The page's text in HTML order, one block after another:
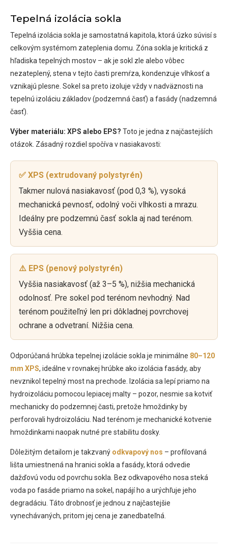
Tepelná izolácia sokla
Tepelná izolácia sokla je samostatná kapitola, ktorá úzko súvisí s
celkovým systémom zateplenia domu. Zóna sokla je kritická z
hľadiska tepelných mostov – ak je sokl zle alebo vôbec
nezateplený, stena v tejto časti premŕza, kondenzuje vlhkosť a
vznikajú plesne. Sokel sa preto izoluje vždy v nadväznosti na
tepelnú izoláciu základov (podzemná časť) a fasády (nadzemná
časť).
Výber materiálu: XPS alebo EPS? Toto je jedna z najčastejších
otázok. Zásadný rozdiel spočíva v nasiakavosti:
✅ XPS (extrudovaný polystyrén)
Takmer nulová nasiakavosť (pod 0,3 %), vysoká
mechanická pevnosť, odolný voči vlhkosti a mrazu.
Ideálny pre podzemnú časť sokla aj nad terénom.
Vyššia cena.
⚠️ EPS (penový polystyrén)
Vyššia nasiakavosť (až 3–5 %), nižšia mechanická
odolnosť. Pre sokel pod terénom nevhodný. Nad
terénom použiteľný len pri dôkladnej povrchovej
ochrane a odvetraní. Nižšia cena.
Odporúčaná hrúbka tepelnej izolácie sokla je minimálne 80–120
mm XPS, ideálne v rovnakej hrúbke ako izolácia fasády, aby
nevznikol tepelný most na prechode. Izolácia sa lepí priamo na
hydroizoláciu pomocou lepiacej malty – pozor, nesmie sa kotviť
mechanicky do podzemnej časti, pretože hmoždinky by
perforovali hydroizoláciu. Nad terénom je mechanické kotvenie
hmoždinkami naopak nutné pre stabilitu dosky.
Dôležitým detailom je takzvaný odkvapový nos – profilovaná
lišta umiestnená na hranici sokla a fasády, ktorá odvedie
dažďovú vodu od povrchu sokla. Bez odkvapového nosa steká
voda po fasáde priamo na sokel, napájí ho a urýchľuje jeho
degradáciu. Táto drobnosť je jednou z najčastejšie
vynechávaných, pritom jej cena je zanedbateľná.